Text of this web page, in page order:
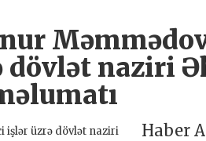
dövlət naziri
Haber